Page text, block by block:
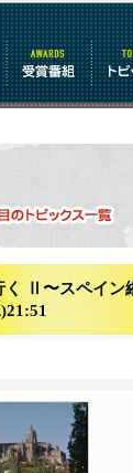
受賞番組
く Ⅱ〜スペイン